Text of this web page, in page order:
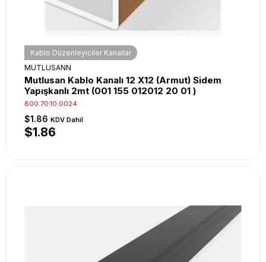
Kablo Düzenleyiciler Kanallar
MUTLUSANN
Mutlusan Kablo Kanalı 12 X12 (Armut) Sidem
Yapışkanlı 2mt (001 155 012012 20 01 )
800.70.10.0024
$1.86 KDV Dahil
$1.86